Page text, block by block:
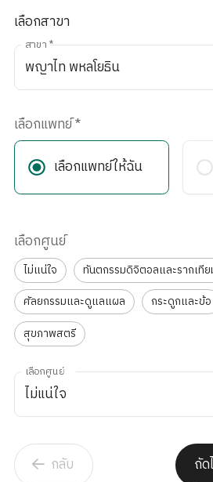
เลือกสาขา
สาขา*
พญาไท พหลโยธิน
เลือกแพทย์*
เลือกแพทย์ให้ฉัน
เลือกศูนย์
ไม่แน่ใจ
ทันตกรรมดิจิตอลและรากเทีย
ศัลยกรรมและดูแลแผล
กระดูกและข้อ
สุขภาพสตรี
เลือกศูนย์
กลับ ถัด